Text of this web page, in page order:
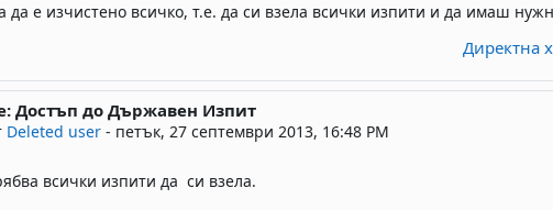
да е изчистено всичко, т.е. да си взела всички изпити и да имаш
Директна
reply to Deleted user
Достъп до Държавен Изпит
Deleted user - петък, 27 септември 2013, 16:48 PM
всички изпити да си взела.